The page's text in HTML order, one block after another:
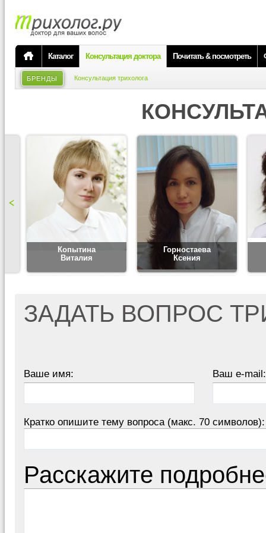
Каталог Консультация доктора Почитать & посмотреть
БРЕНДЫ Консультация трихолога
Копытина
Виталия
Горностаева
Ксения
ЗАДАТЬ ВОПРОС
Ваше имя: Ваш e-mail:
Кратко опишите тему вопроса (макс. 70 символов):
Расскажите